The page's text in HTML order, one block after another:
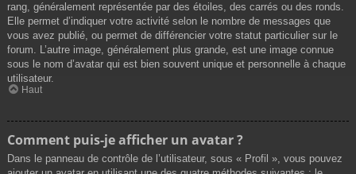
rang, généralement représentée par des étoiles, des carrés ou des ronds.
Elle permet d’indiquer votre activité selon le nombre de messages que
vous avez publié, ou permet de différencier votre statut particulier sur le
forum. L’autre image, généralement plus grande, est une image connue
sous le nom d’avatar qui est bien souvent unique et personnelle à chaque
utilisateur.
Haut
Comment puis-je afficher un avatar ?
Dans le panneau de contrôle de l’utilisateur, sous « Profil », vous pouvez